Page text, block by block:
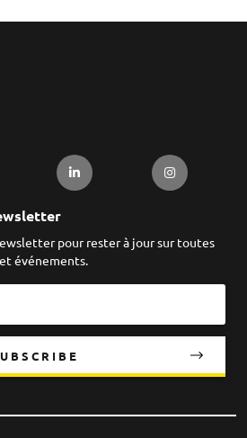
pour rester à jour sur toutes
événements.